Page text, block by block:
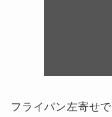
フライパン左寄せ